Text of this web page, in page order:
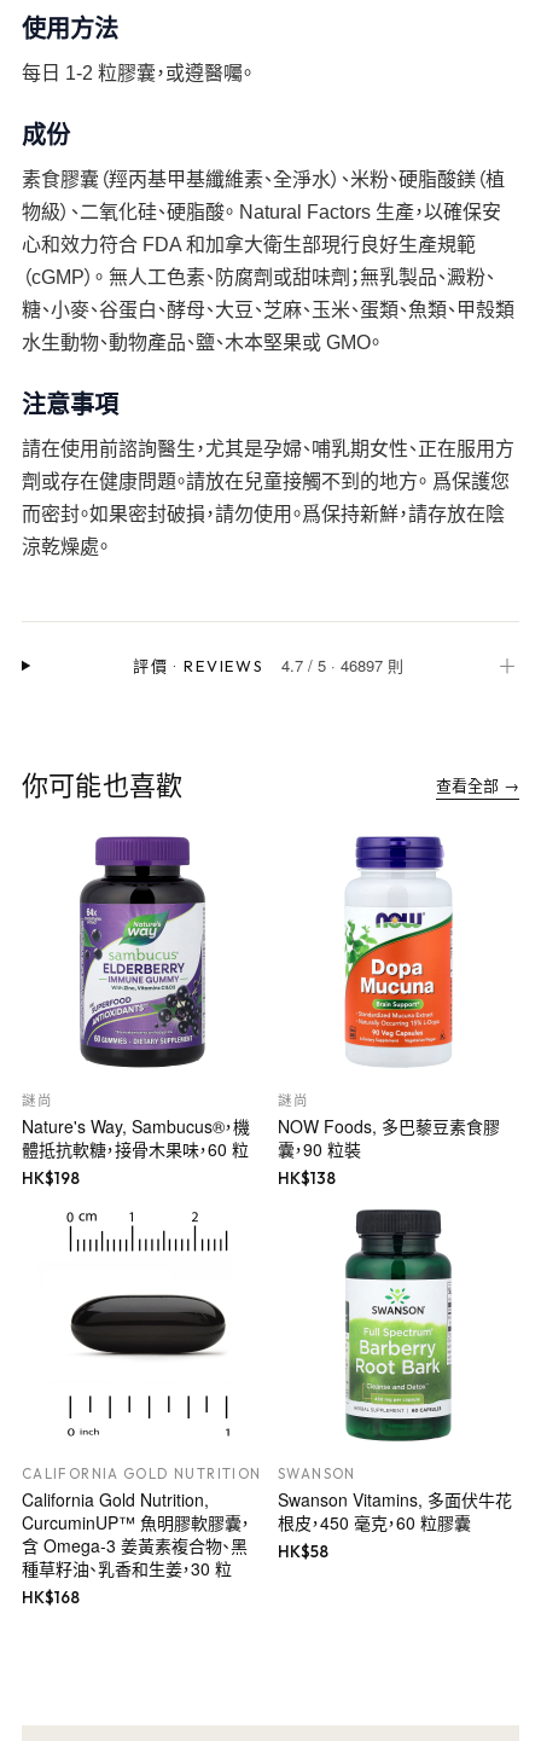
使用方法
每日 1-2 粒膠囊，或遵醫囑。
成份
素食膠囊（羥丙基甲基纖維素、全淨水）、米粉、硬脂酸鎂（植
物級）、二氧化硅、硬脂酸。 Natural Factors 生產，以確保安
心和效力符合 FDA 和加拿大衛生部現行良好生產規範
（cGMP）。 無人工色素、防腐劑或甜味劑；無乳製品、澱粉、
糖、小麥、谷蛋白、酵母、大豆、芝麻、玉米、蛋類、魚類、甲殼類
水生動物、動物產品、鹽、木本堅果或 GMO。
注意事項
請在使用前諮詢醫生，尤其是孕婦、哺乳期女性、正在服用方
劑或存在健康問題。請放在兒童接觸不到的地方。 爲保護您
而密封。如果密封破損，請勿使用。爲保持新鮮，請存放在陰
涼乾燥處。
評價 ·REVIEWS 4.7/ 5· 46897 則 ＋
你可能也喜歡 查看全部 →
謎尚
Nature's Way, Sambucus®，機
體抵抗軟糖，接骨木果味，60 粒
HK$198
謎尚
NOW Foods, 多巴藜豆素食膠
囊，90 粒裝
HK$138
CALIFORNIA GOLD NUTRITION
California Gold Nutrition,
CurcuminUP™ 魚明膠軟膠囊，
含 Omega-3 姜黃素複合物、黑
種草籽油、乳香和生姜，30 粒
HK$168
SWANSON
Swanson Vitamins, 多面伏牛花
根皮，450 毫克，60 粒膠囊
HK$58